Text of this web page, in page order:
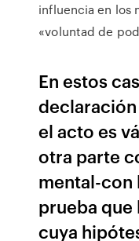
influencia en los
«voluntad de
En estos
el acto es
otra parte
mental-con
prueba que
cuya